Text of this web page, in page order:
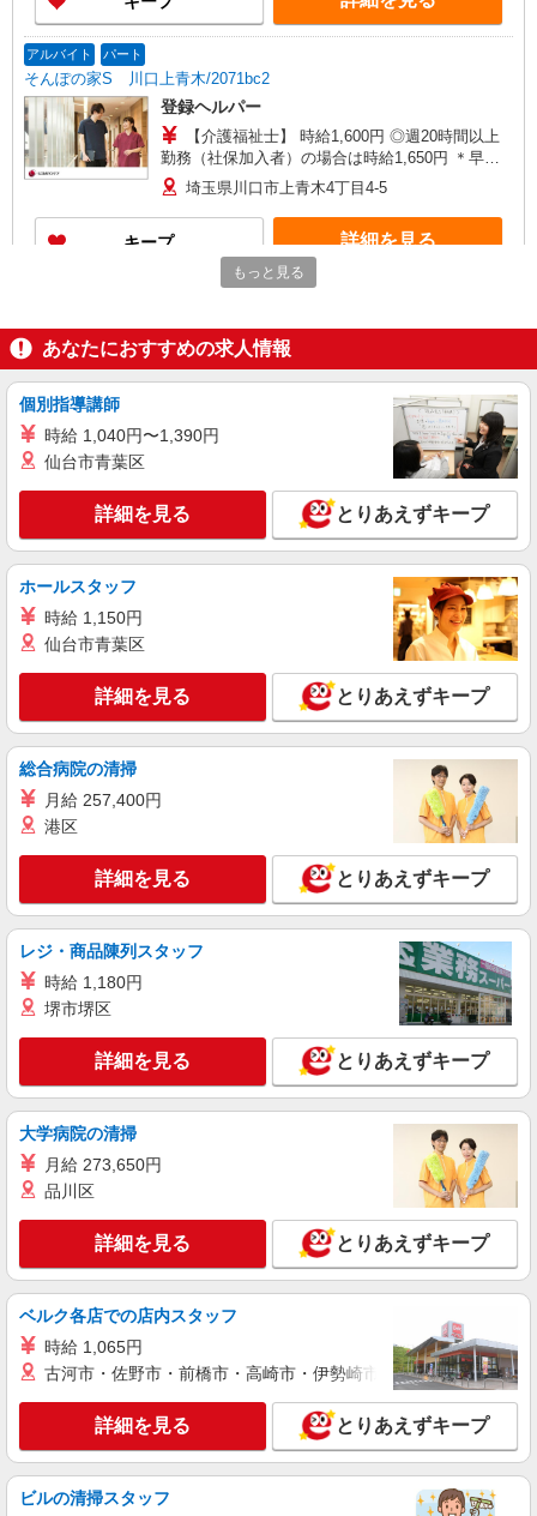
当を含みます。 ※介護福祉士のみ、特別職務手当
分〜） ◎賞与 基本給2.08ヶ月分/年支給
アルバイト パート
そんぽの家S 川口上青木/2071bc2
登録ヘルパー
【介護福祉士】 時給1,600円 ◎週20時間以上
勤務（社保加入者）の場合は時給1,650円 ＊早朝
（〜8:00）：時給2,000円〜 ＊日曜祝日：時給
1,900円〜 【実務者研修・初任者研修（ヘルパー1
級・2級）】 時給1,520円 ◎週20時間以上勤務
（社保加入者）の場合は時給1,570円 ＊早朝（〜
8:00）：時給1,900円〜 ＊日曜祝日：時給1,820
埼玉県川口市上青木4丁目4-5
キープ 詳細を見る
介護スタッフ（夜勤専従）
★夜勤：1勤務14,912円〜15,312円（時給制・
務（社保加入者）の場合は時給：1,414円
埼玉県川口市東領家2丁目8-6 【そんぽの家
キープ 詳細を見る
川口南ケアセンターそよ風：RO15012
NEW
ショートステイ 夜勤専従介護職
善手当：220円/時 夜勤手当:6,000円/回 ▼下記別途
支給 通勤手当 年末年始手当：380円/時 寸志あ
り：年2回（6月・12月） ※業績による ※処遇改
善手当は試用期間中(3ヶ月)は支給なし
埼玉県川口市南町2-8-29
キープ 詳細を見る
パート
川口元郷ショートステイそよ風：RO14754
NEW
ショートステイ 夜勤専従介護職
【時給】1,470円〜 ▼給与詳細 処遇改善手
当：220円/時 夜勤手当:6,000円/回 ▼下記別途支給
通勤手当 年末年始手当：380円/時 寸志あり：年2
回（6月・12月） ※業績による ※処遇改善手当は
埼玉県川口市元郷4丁目8-22
キープ 詳細を見る
パート
鳩ヶ谷ケアセンターそよ風：RO16776
NEW
ショートステイ 介護スタッフ
善手当：200〜220円/時 夜勤手当:6,000円/回 ▼下
記別途支給 通勤手当 年末年始手当：380円/時 寸
志あり：年2回（6月・12月） ※業績による ※処
遇改善手当は試用期間中(3ヶ月)は支給なし
詳細を見る
正社員
川口南ケアセンターそよ風：RO34650
NEW
【月給】285,920円〜315,920円 ▼給与詳細 資
格手当：5,000〜10,000円 処遇改善手当：35,920
円 夜勤手当：30,000円（5回分） ※6回目以降は1
回6,000円支給 住宅手当：規定あり 地域手当：0〜
15,000円 精勤手当：8,000円 調整手当：0〜30,000
円 ▼下記別途支給 通勤手当 年末年始手当：380
円/時 賞与年2回（6月・12月） 昇給年1回（4月）
埼玉県川口市南町2-8-29
キープ 詳細を見る
もっと見る
あなたにおすすめの求人情報
個別指導講師
時給 1,040円〜1,390円
仙台市青葉区
詳細を見る とりあえずキープ
ホールスタッフ
時給 1,150円
仙台市青葉区
詳細を見る とりあえずキープ
総合病院の清掃
月給 257,400円
港区
詳細を見る とりあえずキープ
レジ・商品陳列スタッフ
時給 1,180円
堺市堺区
詳細を見る とりあえずキープ
大学病院の清掃
月給 273,650円
品川区
詳細を見る とりあえずキープ
ベルク各店での店内スタッフ
時給 1,065円
古河市・佐野市・前橋市・高崎市・伊勢崎市・太田市・館林市
詳細を見る とりあえずキープ
ビルの清掃スタッフ